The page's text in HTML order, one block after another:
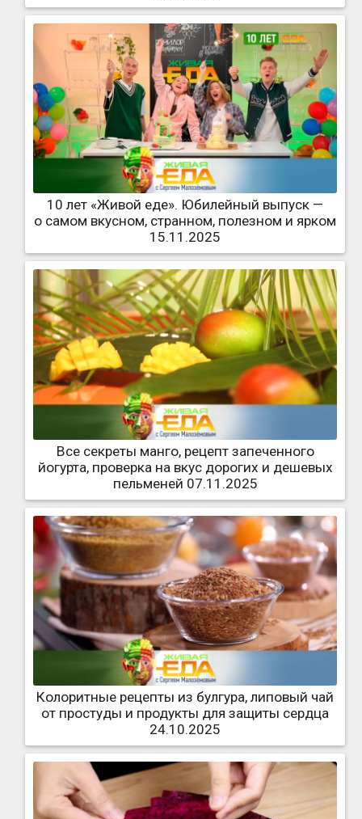
10 лет «Живой еде». Юбилейный выпуск —
о самом вкусном, странном, полезном и ярком
15.11.2025
Все секреты манго, рецепт запеченного
йогурта, проверка на вкус дорогих и дешевых
пельменей 07.11.2025
Колоритные рецепты из булгура, липовый чай
от простуды и продукты для защиты сердца
24.10.2025